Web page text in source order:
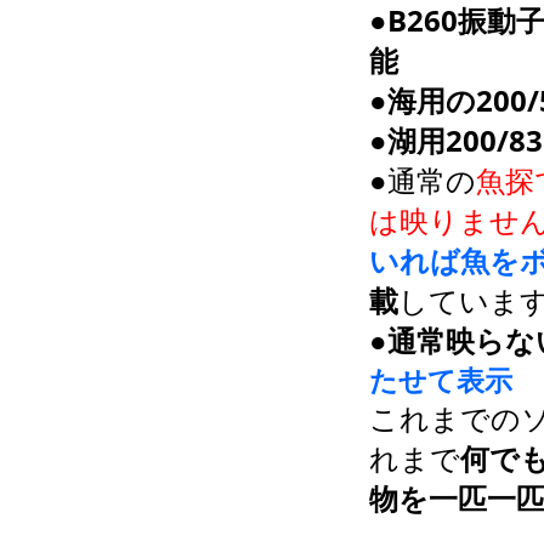
●B260振動
能
●海用の
●湖用200/
●通常の魚探
は映りませ
いれば魚を
載していま
●通常映らな
たせて表示
これまでの
れまで何で
物を一匹一